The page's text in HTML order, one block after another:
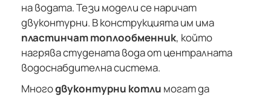
на водата. Тези модели се наричат
двуконтурни. В конструкцията им има
пластинчат топлообменник, който
нагрява студената вода от централната
водоснабдителна система.
Многодвуконтурни котли могат да